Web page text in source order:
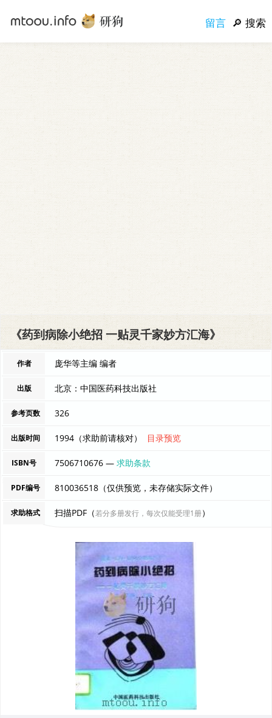
留言 搜索
《药到病除小绝招 一贴灵千家妙方汇海》
作者 庞华等主编 编者
出版 北京：中国医药科技出版社
参考页数 326
出版时间 1994（求助前请核对） 目录预览
ISBN号 7506710676 —求助条款
PDF编号 810036518（仅供预览，未存储实际文件）
求助格式 扫描PDF（若分多册发行，每次仅能受理1册）